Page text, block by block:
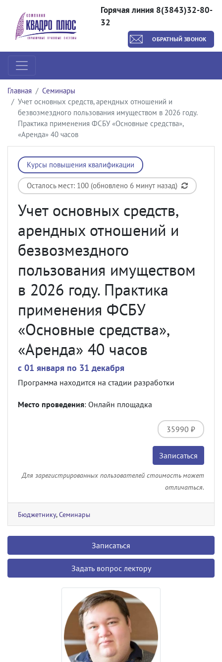
Горячая линия 8(3843)32-80-
32
ОБРАТНЫЙ ЗВОНОК
Главная
Семинары
Учет основных средств, арендных отношений и
безвозмездного пользования имуществом в 2026 году.
Практика применения ФСБУ «Основные средства»,
«Аренда» 40 часов
Курсы повышения квалификации
Осталось мест: 100 (обновлено 6 минут назад)
Учет основных средств,
арендных отношений и
безвозмездного
пользования имуществом
в 2026 году. Практика
применения ФСБУ
«Основные средства»,
«Аренда» 40 часов
c 01 января по 31 декабря
Программа находится на стадии разработки
Место проведения: Онлайн площадка
35990 ₽
Записаться
Для зарегистрированных пользователей стоимость может
отличаться.
Бюджетнику,Семинары
Записаться
Задать вопрос лектору